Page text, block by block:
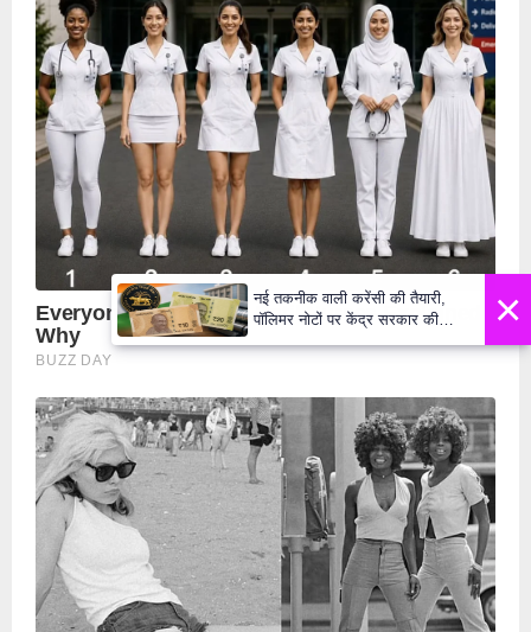
×
नई तकनीक वाली करेंसी की तैयारी,
पॉलिमर नोटों पर केंद्र सरकार की
मुहर,जल्द बाजार में दिखेंगे प्लास्टिक के